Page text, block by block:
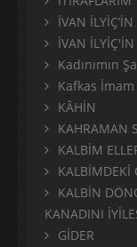
İVAN
İVAN
Kadınımın
Kafkas İmam
KÂHİN
KAHRAMAN
KALBİM
KALBİMDEKİ
KALBİN
KANADINI
GİDER